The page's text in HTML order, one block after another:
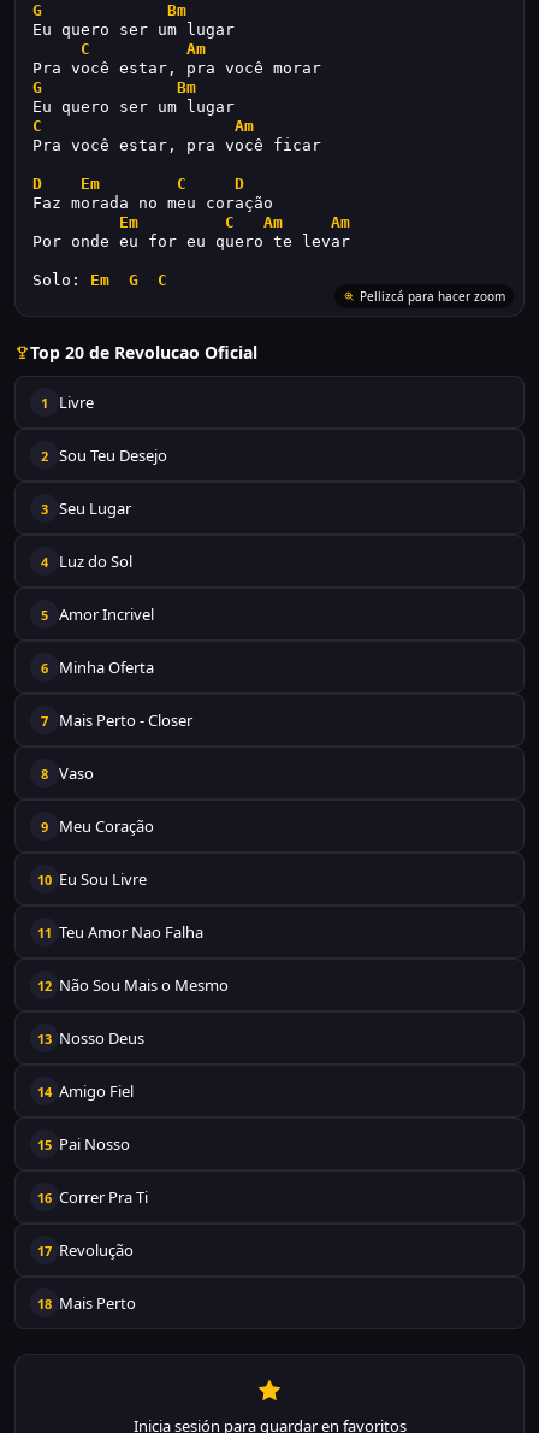
G
Bm
Eu quero ser um lugar
C
Am
Pra você estar, pra você morar
G
Bm
Eu quero ser um lugar
C
Am
Pra você estar, pra você ficar
D Em C
D
Faz morada no meu coração
Em
C Am
Am
Por onde eu for eu quero te levar
Solo: Em G C
Pellizcá para hacer zoom
Top 20 de Revolucao Oficial
1 Livre
2 Sou Teu Desejo
3 Seu Lugar
4 Luz do Sol
5 Amor Incrivel
6 Minha Oferta
7 Mais Perto - Closer
8 Vaso
9 Meu Coração
10 Eu Sou Livre
11 Teu Amor Nao Falha
12 Não Sou Mais o Mesmo
13 Nosso Deus
14 Amigo Fiel
15 Pai Nosso
16 Correr Pra Ti
17 Revolução
18 Mais Perto
Inicia sesión para guardar en favoritos